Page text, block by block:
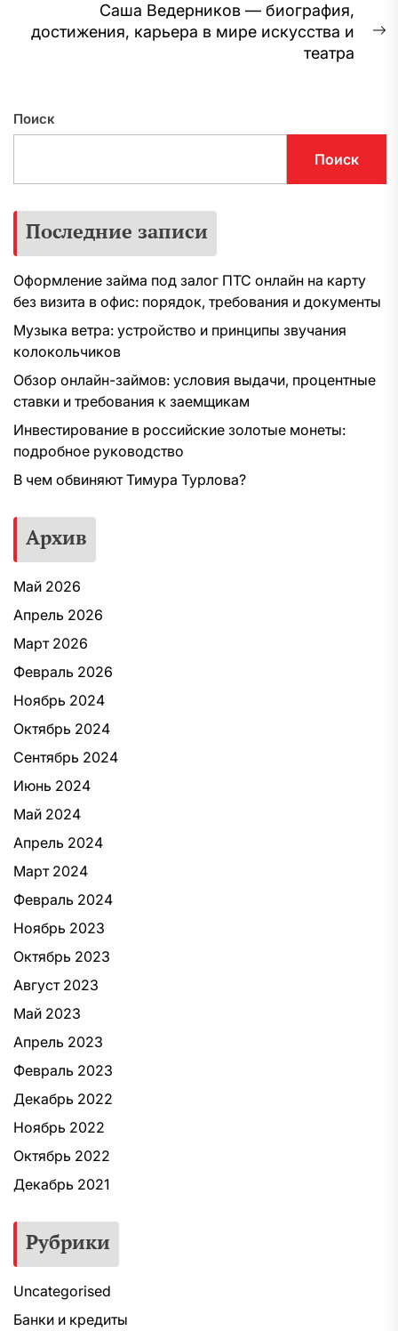
записям
Саша Ведерников — биография,
достижения, карьера в мире искусства и
театра
Поиск
Поиск
Последние записи
Оформление займа под залог ПТС онлайн на карту
без визита в офис: порядок, требования и документы
Музыка ветра: устройство и принципы звучания
колокольчиков
Обзор онлайн-займов: условия выдачи, процентные
ставки и требования к заемщикам
Инвестирование в российские золотые монеты:
подробное руководство
В чем обвиняют Тимура Турлова?
Архив
Май 2026
Апрель 2026
Март 2026
Февраль 2026
Ноябрь 2024
Октябрь 2024
Сентябрь 2024
Июнь 2024
Май 2024
Апрель 2024
Март 2024
Февраль 2024
Ноябрь 2023
Октябрь 2023
Август 2023
Май 2023
Апрель 2023
Февраль 2023
Декабрь 2022
Ноябрь 2022
Октябрь 2022
Декабрь 2021
Рубрики
Uncategorised
Банки и кредиты